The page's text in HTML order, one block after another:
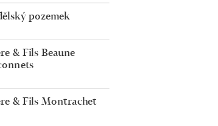
pozemek
& Fils Beaune
& Fils Montrachet